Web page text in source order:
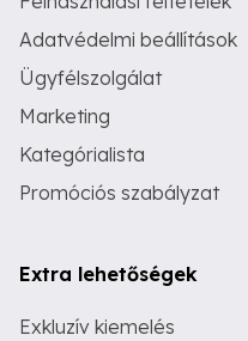
Adatvédelmi beállítások
Ügyfélszolgálat
Marketing
Kategórialista
Promóciós szabályzat
Extra lehetőségek
Exkluzív kiemelés